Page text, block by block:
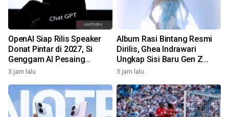
OpenAI Siap Rilis Speaker
Donat Pintar di 2027, Si
Genggam AI Pesaing
Google & Amazon!
3 jam lalu
Album Rasi Bintang Resmi
Dirilis, Ghea Indrawari
Ungkap Sisi Baru Gen Z
Lewat 9 Lagu!
3 jam lalu